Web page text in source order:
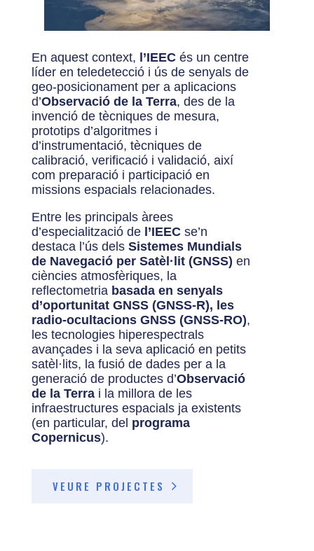
En aquest context, l’IEECés un centre
líder en teledetecció i ús de senyals de
geo-posicionament per a aplicacions
d’Observació de la Terra, des de la
invenció de tècniques de mesura,
prototips d’algoritmes i
d’instrumentació, tècniques de
calibració, verificació i validació, així
com preparació i participació en
missions espacials relacionades.
Entre les principals àrees
d’especialització de l’IEECse’n
destaca l’ús dels Sistemes Mundials
de Navegació per Satèl·lit (GNSS) en
ciències atmosfèriques, la
reflectometria basada en senyals
d’oportunitat GNSS (GNSS-R), les
radio-ocultacions GNSS (GNSS-RO),
les tecnologies hiperespectrals
avançades i la seva aplicació en petits
satèl·lits, la fusió de dades per a la
generació de productes d’Observació
de la Terrai la millora de les
infraestructures espacials ja existents
(en particular, del programa
Copernicus).
VEURE PROJECTES